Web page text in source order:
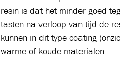
resin is dat het minder goed
tasten na verloop van tijd de
kunnen in dit type coating
warme of koude materialen.